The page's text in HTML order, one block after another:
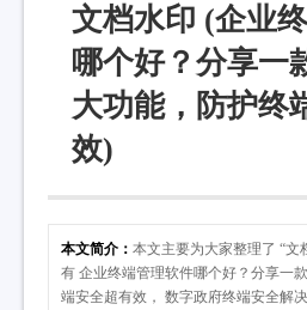
文档水印 (企业
哪个好？分享一
大功能，防护终
效)
本文简介： 本文主要为大家整理了 “文
有 企业终端管理软件哪个好？分享一
端安全超有效， 数字政府终端安全解